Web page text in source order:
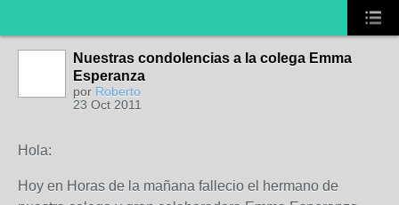
Nuestras condolencias a la colega Emma
Esperanza
por Roberto
23 Oct 2011
Hola:
Hoy en Horas de la mañana fallecio el hermano de